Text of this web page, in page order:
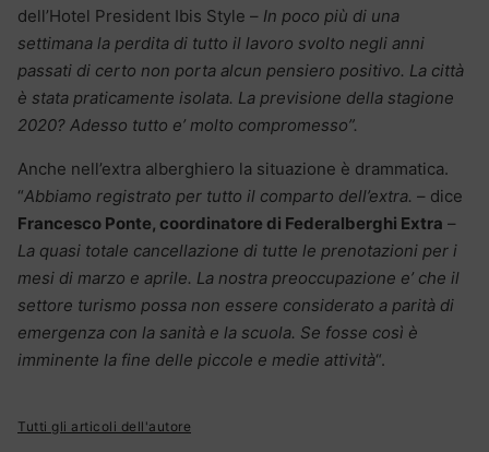
dell’Hotel President Ibis Style – In poco più di una
settimana la perdita di tutto il lavoro svolto negli anni
passati di certo non porta alcun pensiero positivo. La città
è stata praticamente isolata. La previsione della stagione
2020? Adesso tutto e’ molto compromesso”.
Anche nell’extra alberghiero la situazione è drammatica.
“Abbiamo registrato per tutto il comparto dell’extra. – dice
Francesco Ponte, coordinatore di Federalberghi Extra –
La quasi totale cancellazione di tutte le prenotazioni per i
mesi di marzo e aprile. La nostra preoccupazione e’ che il
settore turismo possa non essere considerato a parità di
emergenza con la sanità e la scuola. Se fosse così è
imminente la fine delle piccole e medie attività“.
Tutti gli articoli dell'autore